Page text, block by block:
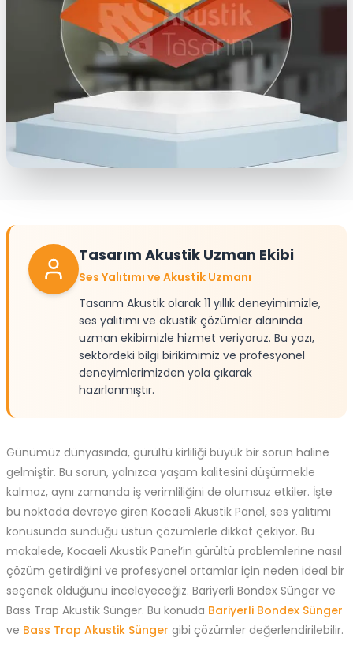
Tasarım Akustik Uzman Ekibi
Ses Yalıtımı ve Akustik Uzmanı
Tasarım Akustik olarak 11 yıllık deneyimimizle,
ses yalıtımı ve akustik çözümler alanında
uzman ekibimizle hizmet veriyoruz. Bu yazı,
sektördeki bilgi birikimimiz ve profesyonel
deneyimlerimizden yola çıkarak
hazırlanmıştır.
Günümüz dünyasında, gürültü kirliliği büyük bir sorun haline
gelmiştir. Bu sorun, yalnızca yaşam kalitesini düşürmekle
kalmaz, aynı zamanda iş verimliliğini de olumsuz etkiler. İşte
bu noktada devreye giren Kocaeli Akustik Panel, ses yalıtımı
konusunda sunduğu üstün çözümlerle dikkat çekiyor. Bu
makalede, Kocaeli Akustik Panel’in gürültü problemlerine nasıl
çözüm getirdiğini ve profesyonel ortamlar için neden ideal bir
seçenek olduğunu inceleyeceğiz. Bariyerli Bondex Sünger ve
Bass Trap Akustik Sünger. Bu konuda Bariyerli Bondex Sünger
ve Bass Trap Akustik Sünger gibi çözümler değerlendirilebilir.